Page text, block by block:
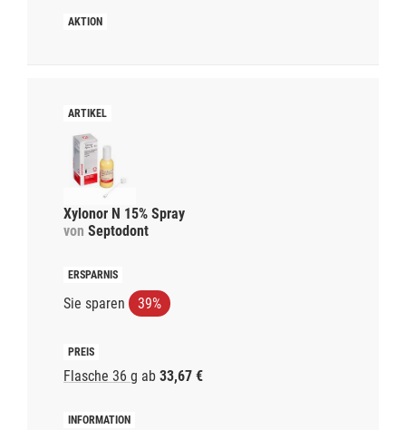
Xylonor N 15% Spray
von Septodont
Sie sparen 39%
Flasche 36 g ab 33,67 €